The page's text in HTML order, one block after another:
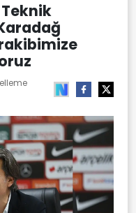
Teknik